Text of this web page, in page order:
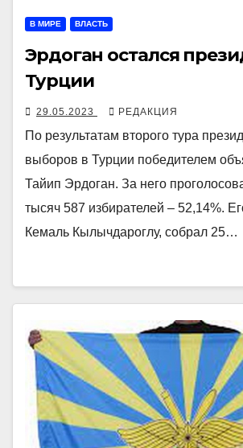
В МИРЕ ВЛАСТЬ
Эрдоган остался
Турции
29.05.2023 РЕДАКЦИЯ
По результатам второго тура
выборов в Турции победителем
Тайип Эрдоган. За него
тысяч 587 избирателей – 52,14%.
Кемаль Кылычдароглу, собрал 25…